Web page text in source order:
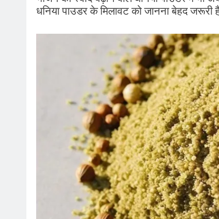
धनिया पाउडर के मिलावट को जानना बेहद जरूरी